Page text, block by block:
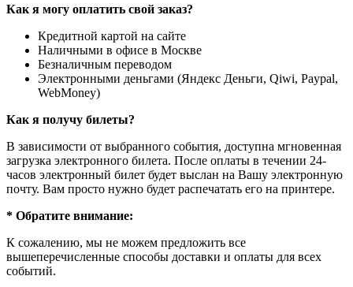
Как я могу оплатить свой заказ?
Кредитной картой на сайте
Наличными в офисе в Москве
Безналичным переводом
Электронными деньгами (Яндекс Деньги, Qiwi, Paypal,
WebMoney)
Как я получу билеты?
В зависимости от выбранного события, доступна мгновенная
загрузка электронного билета. После оплаты в течении 24-
часов электронный билет будет выслан на Вашу электронную
почту. Вам просто нужно будет распечатать его на принтере.
* Обратите внимание:
К сожалению, мы не можем предложить все
вышеперечисленные способы доставки и оплаты для всех
событий.